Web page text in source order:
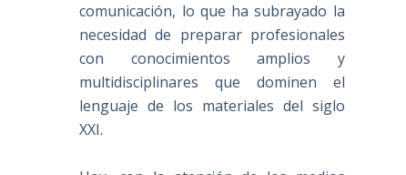
comunicación, lo que ha subrayado la
necesidad de preparar profesionales
con conocimientos amplios y
multidisciplinares que dominen el
lenguaje de los materiales del siglo
XXI.